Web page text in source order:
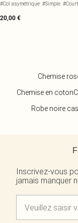
#Col asymétrique #Simple
20,00 €
Chemise
Chemise en coton
Robe noire
Inscrivez-vous
jamais manquer